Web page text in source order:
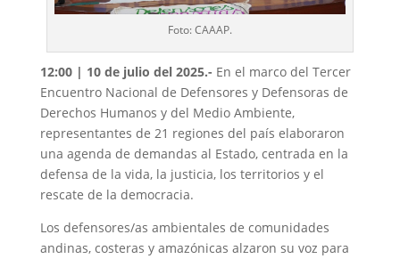
Foto: CAAAP.
12:00 | 10 de julio del 2025.- En el marco del Tercer
Encuentro Nacional de Defensores y Defensoras de
Derechos Humanos y del Medio Ambiente,
representantes de 21 regiones del país elaboraron
una agenda de demandas al Estado, centrada en la
defensa de la vida, la justicia, los territorios y el
rescate de la democracia.
Los defensores/as ambientales de comunidades
andinas, costeras y amazónicas alzaron su voz para